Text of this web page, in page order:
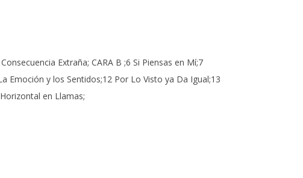
Extraña; CARA B ;6 Si Piensas en Mí;7
Emoción y los Sentidos;12 Por Lo Visto ya Da Igual;13
en Llamas;